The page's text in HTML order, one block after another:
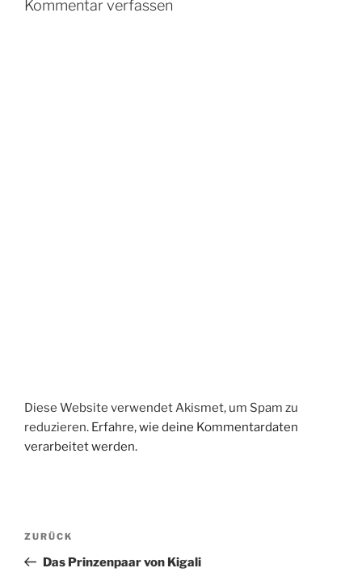
Kommentar verfassen
Diese Website verwendet Akismet, um Spam zu
reduzieren. Erfahre, wie deine Kommentardaten
verarbeitet werden.
Beitragsnavigation
Vorheriger
Beitrag
ZURÜCK
Das Prinzenpaar von Kigali